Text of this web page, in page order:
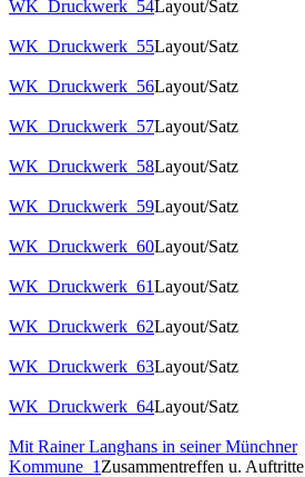
WK_Druckwerk_54Layout/Satz
WK_Druckwerk_55Layout/Satz
WK_Druckwerk_56Layout/Satz
WK_Druckwerk_57Layout/Satz
WK_Druckwerk_58Layout/Satz
WK_Druckwerk_59Layout/Satz
WK_Druckwerk_60Layout/Satz
WK_Druckwerk_61Layout/Satz
WK_Druckwerk_62Layout/Satz
WK_Druckwerk_63Layout/Satz
WK_Druckwerk_64Layout/Satz
Mit Rainer Langhans in seiner Münchner
Kommune_1 Zusammentreffen u. Auftritte